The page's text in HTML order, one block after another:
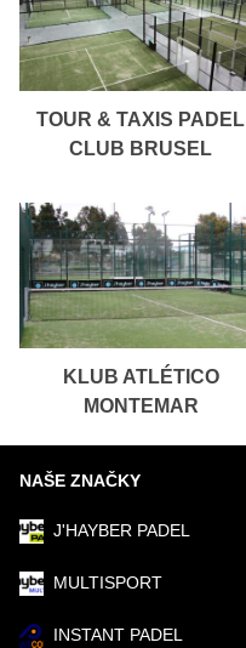
TOUR & TAXIS PADEL
CLUB BRUSEL
KLUB ATLÉTICO
MONTEMAR
NAŠE ZNAČKY
J'HAYBER PADEL
MULTISPORT
INSTANT PADEL